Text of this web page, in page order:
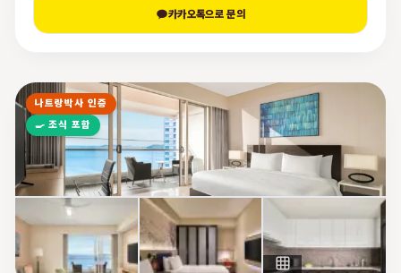
카카오톡으로 문의
나트랑박사 인증
🍳 조식 포함